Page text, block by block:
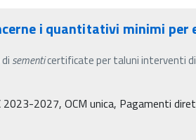
i quantitativi minimi per
sementicertificate per taluni interventi
2027, OCM unica, Pagamenti